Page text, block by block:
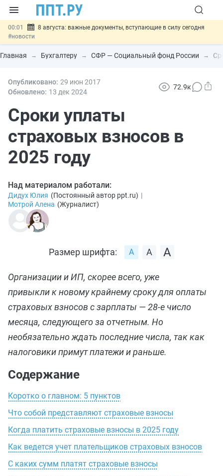
00:01
8 августа: важные документы, вступающие в силу сегодня
#новости
07.08 Подписан закон о блокировке продажи опасных товаров через
«Честный знак»#новости
07.08 Госпошлину за устранение ошибок в документах предлагают
отменить#новости
отношений
Главная Бухгалтеру СФР — Социальный фонд России
Опубликовано: 29 июн 2017
Обновлено: 13 дек 2024
72.9к
Сроки уплаты
страховых взносов в
2025 году
Над материалом работали:
Дидух Юлия (Постоянный автор ppt.ru) |
Мотрой Алена (Журналист)
Размер шрифта:
Организации и ИП, скорее всего, уже
привыкли к новому крайнему сроку для оплаты
страховых взносов с зарплаты — 28-е число
месяца, следующего за отчетным. Но
необязательно ждать последние числа, так как
налоговики примут платежи и раньше.
Содержание
Коротко о главном: 5 пунктов
Что собой представляют страховые взносы
Когда платить страховые взносы в 2025 году
Как ведется учет плательщиков страховых взносов
С каких сумм платят страховые взносы